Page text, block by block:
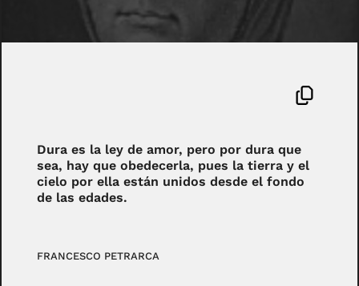
Dura es la ley de amor, pero por dura que
sea, hay que obedecerla, pues la tierra y el
cielo por ella están unidos desde el fondo
de las edades.
FRANCESCO PETRARCA